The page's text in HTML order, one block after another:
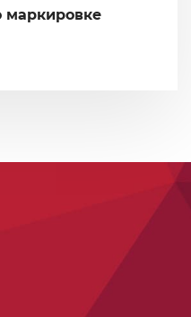
маркировке